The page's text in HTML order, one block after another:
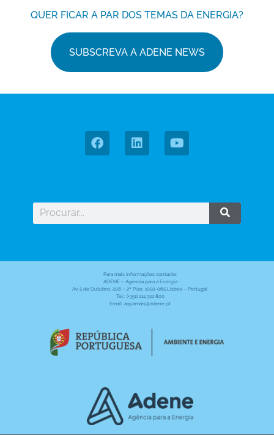
QUER FICAR A PAR DOS TEMAS DA ENERGIA?
SUBSCREVA A ADENE NEWS
Para mais informações contacte:
ADENE – Agência para a Energia
Av. 5 de Outubro, 208 – 2º Piso, 1050-065 Lisboa – Portugal
Tel.: (+351) 214 722 800
Email: aquamais@adene.pt